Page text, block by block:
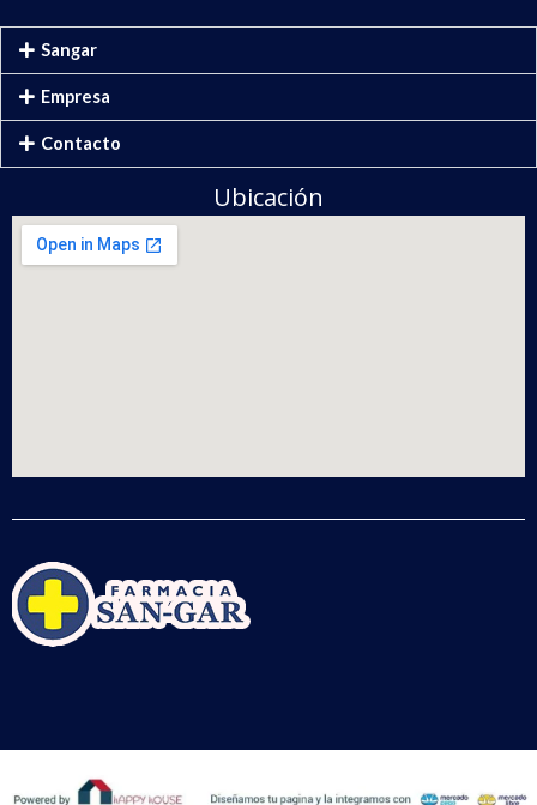
Sangar
Empresa
Contacto
Ubicación